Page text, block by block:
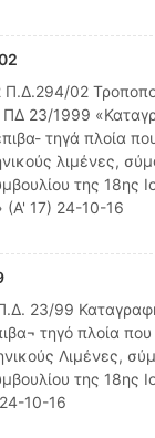
02
23/1999
τηγά πλοία
λιμένες,
της 18ης
(Α' 17) 24-10-16
23/99
τηγό πλοία
Λιμένες,
της 18ης
10-16